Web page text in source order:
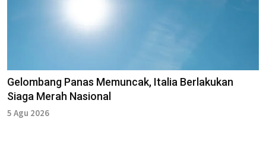
Gelombang Panas Memuncak, Italia Berlakukan
Siaga Merah Nasional
5 Agu 2026